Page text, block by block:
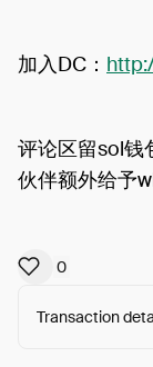
加入DC：
评论区留sol钱
伙伴额外给予
0
Transaction